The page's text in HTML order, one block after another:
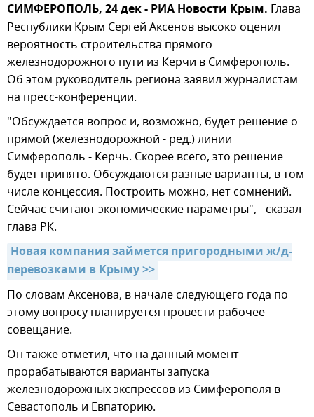
СИМФЕРОПОЛЬ, 24 дек - РИА Новости Крым. Глава
Республики Крым Сергей Аксенов высоко оценил
вероятность строительства прямого
железнодорожного пути из Керчи в Симферополь.
Об этом руководитель региона заявил журналистам
на пресс-конференции.
"Обсуждается вопрос и, возможно, будет решение о
прямой (железнодорожной - ред.) линии
Симферополь - Керчь. Скорее всего, это решение
будет принято. Обсуждаются разные варианты, в том
числе концессия. Построить можно, нет сомнений.
Сейчас считают экономические параметры", - сказал
глава РК.
Новая компания займется пригородными ж/д-
перевозками в Крыму >>
По словам Аксенова, в начале следующего года по
этому вопросу планируется провести рабочее
совещание.
Он также отметил, что на данный момент
прорабатываются варианты запуска
железнодорожных экспрессов из Симферополя в
Севастополь и Евпаторию.